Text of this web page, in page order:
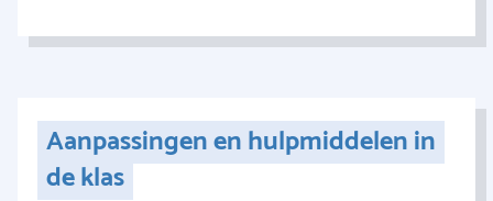
Aanpassingen en hulpmiddelen in
de klas